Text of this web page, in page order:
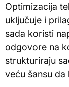
Optimizacija
uključuje i
sada koristi
odgovore na
strukturiraju
veću šansu